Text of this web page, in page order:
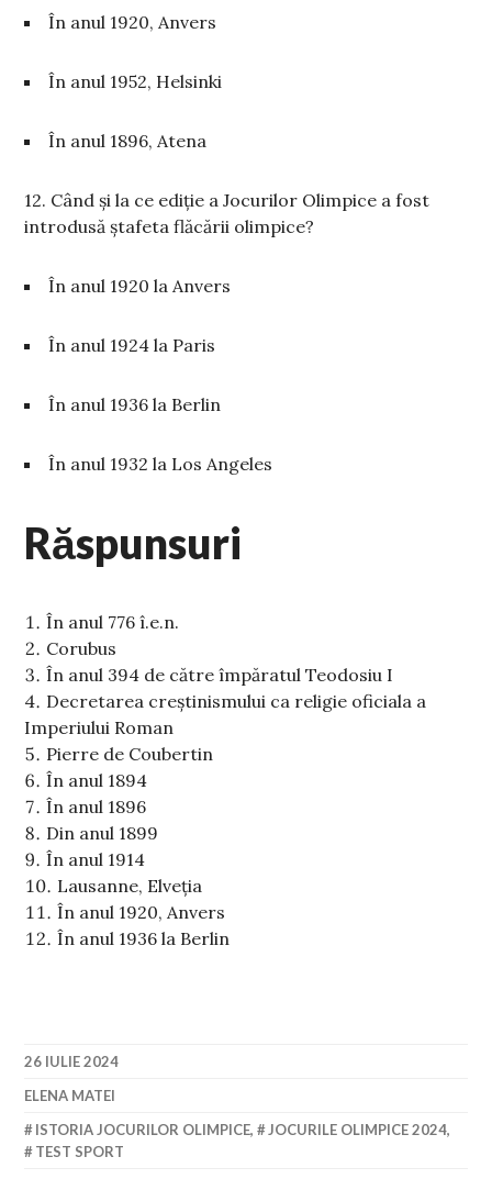
În anul 1920, Anvers
În anul 1952, Helsinki
În anul 1896, Atena
12. Când și la ce ediție a Jocurilor Olimpice a fost
introdusă ștafeta flăcării olimpice?
În anul 1920 la Anvers
În anul 1924 la Paris
În anul 1936 la Berlin
În anul 1932 la Los Angeles
Răspunsuri
În anul 776 î.e.n.
Corubus
În anul 394 de către împăratul Teodosiu I
Decretarea creștinismului ca religie oficiala a
Imperiului Roman
Pierre de Coubertin
În anul 1894
În anul 1896
Din anul 1899
În anul 1914
Lausanne, Elveția
În anul 1920, Anvers
În anul 1936 la Berlin
26 IULIE 2024
ELENA MATEI
ISTORIA JOCURILOR OLIMPICE, JOCURILE OLIMPICE 2024,
TEST SPORT